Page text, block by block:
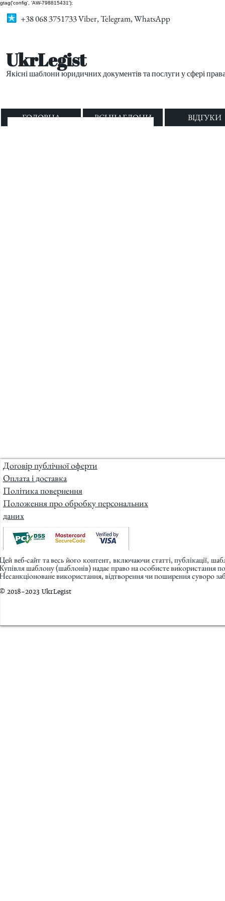
gtag('config', 'AW-798815431');
+38 068 3751733 Viber, Telegram, WhatsApp
UkrLegist
Якісні шаблони юридичних документів та послуги у сфері
ГОЛОВНА ВСІ ШАБЛОНИ ВІДГУКИ
Договір публічної оферти
Оплата і доставка
Політика повернення
Положення про обробку персональних
даних
веб-сайт та весь його контент, включаючи статті, публікації,
шаблону (шаблонів) надає право на особисте використання
використання, відтворення чи поширення суворо
2018-2023 UkrLegist